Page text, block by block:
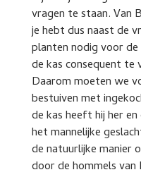
vragen te staan. Van
je hebt dus naast de
planten nodig voor
de kas consequent
Daarom moeten we
bestuiven met
de kas heeft hij her
het mannelijke
de natuurlijke manier
door de hommels van